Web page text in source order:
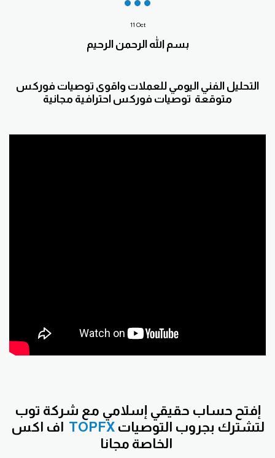
11 Oct
بسم الله الرحمن الرحيم
التحليل الفني اليومي للعملات واقوى توصيات فوركس
متوقعة توصيات فوركس احترافية مجانية
إفتح حساب حقيقي إسلامي مع شركة توب
TOPFXلتشترك بجروب التوصيات